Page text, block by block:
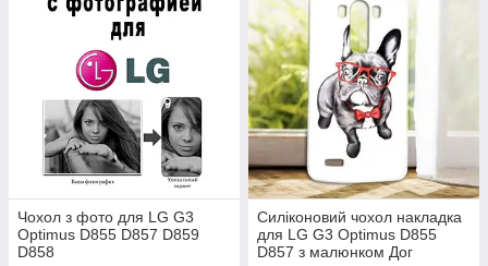
Чохол з фото для LG G3
Optimus D855 D857 D859
D858
Силіконовий чохол накладка
для LG G3 Optimus D855
D857 з малюнком Дог